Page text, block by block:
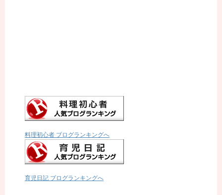
料理初心者 ブログランキングへ
育児日記 ブログランキングへ